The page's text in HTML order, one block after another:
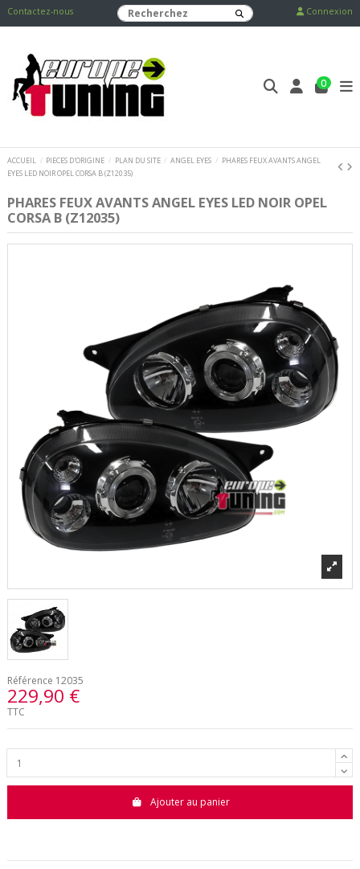
Contactez-nous Connexion
0
ACCUEIL PIECES D'ORIGINE PLAN DU SITE ANGEL EYES
PHARES FEUX AVANTS ANGEL
EYES LED NOIR OPEL CORSA B (Z12035)
PHARES FEUX AVANTS ANGEL EYES LED NOIR OPEL
CORSA B (Z12035)
Référence 12035
229,90 €
TTC
Ajouter au panier